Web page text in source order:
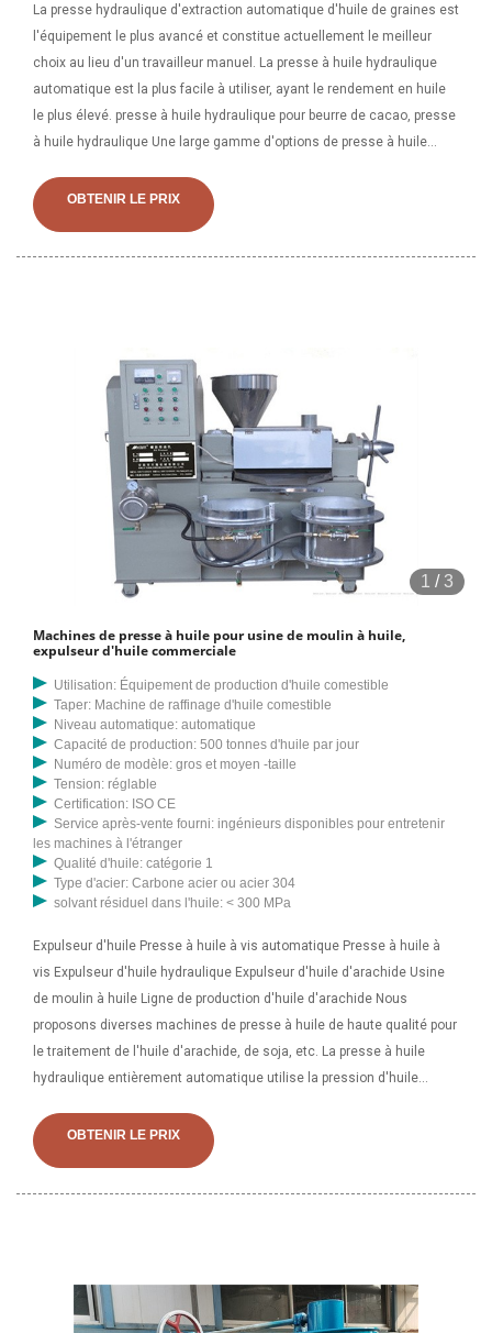
La presse hydraulique d'extraction automatique d'huile de graines est
l'équipement le plus avancé et constitue actuellement le meilleur
choix au lieu d'un travailleur manuel. La presse à huile hydraulique
automatique est la plus facile à utiliser, ayant le rendement en huile
le plus élevé. presse à huile hydraulique pour beurre de cacao, presse
à huile hydraulique Une large gamme d'options de presse à huile
de noyauOBTENIR LE PRIX
1 /3
Machines de presse à huile pour usine de moulin à huile,
expulseur d'huile commerciale
Utilisation: Équipement de production d'huile comestible
Taper: Machine de raffinage d'huile comestible
Niveau automatique: automatique
Capacité de production: 500 tonnes d'huile par jour
Numéro de modèle: gros et moyen -taille
Tension: réglable
Certification: ISO CE
Service après-vente fourni: ingénieurs disponibles pour entretenir
les machines à l'étranger
Qualité d'huile: catégorie 1
Type d'acier: Carbone acier ou acier 304
solvant résiduel dans l'huile: < 300 MPa
Expulseur d'huile Presse à huile à vis automatique Presse à huile à
vis Expulseur d'huile hydraulique Expulseur d'huile d'arachide Usine
de moulin à huile Ligne de production d'huile d'arachide Nous
proposons diverses machines de presse à huile de haute qualité pour
le traitement de l'huile d'arachide, de soja, etc. La presse à huile
hydraulique entièrement automatique utilise la pression d'huile
piston et le dessus, de sorte que les matières premières entre le
piston et le dessus soient expulsées sous une forte pression.
OBTENIR LE PRIX